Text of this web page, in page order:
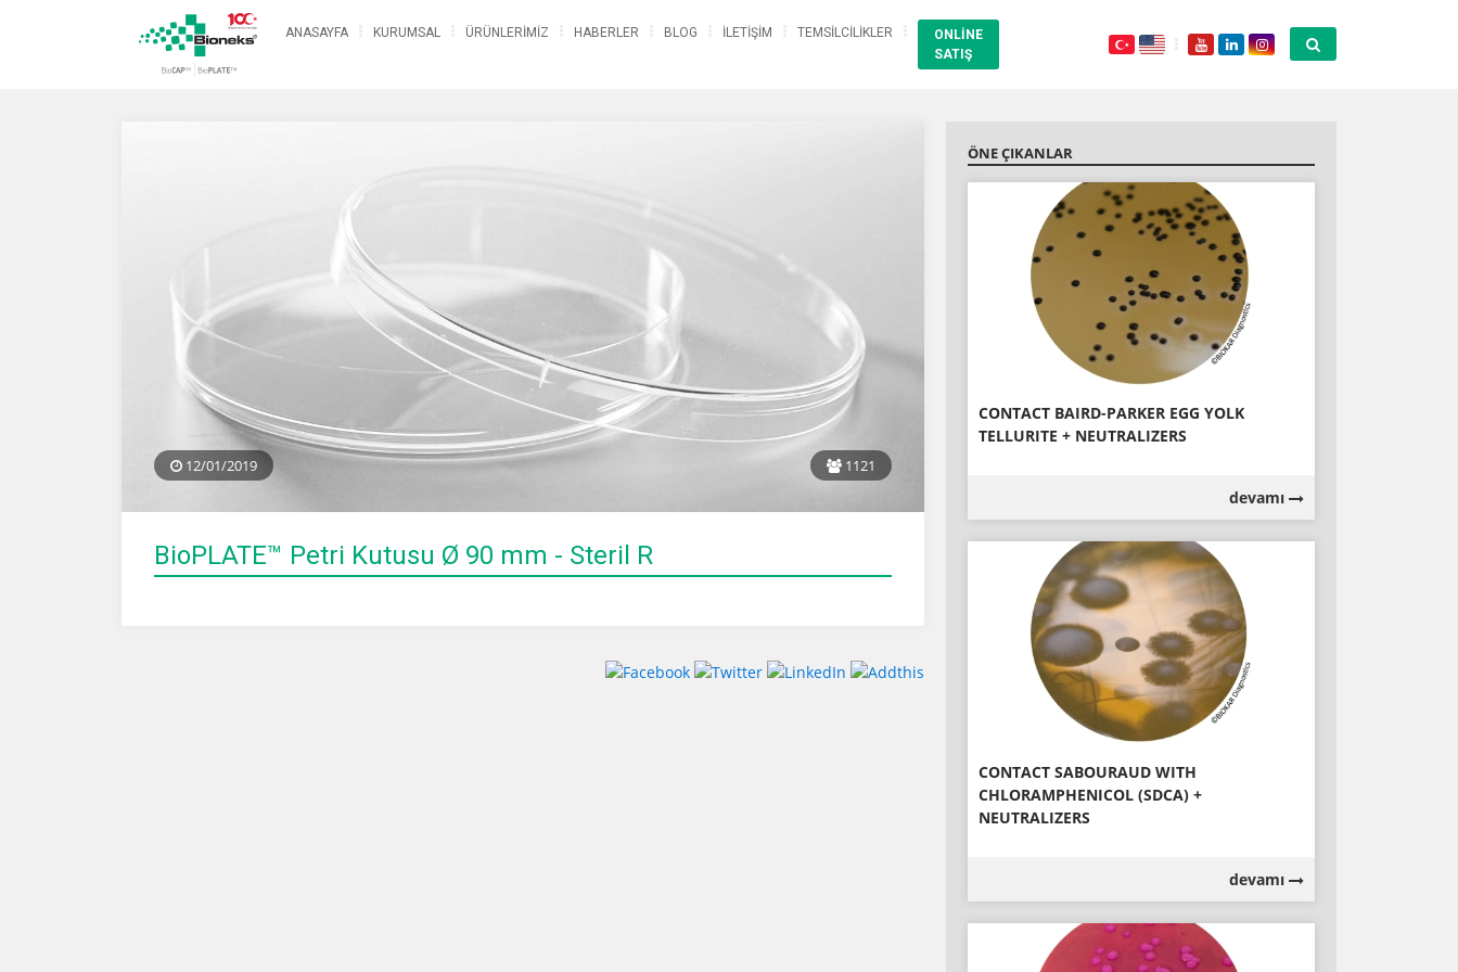
ANASAYFA KURUMSAL ÜRÜNLERİMİZ HABERLER BLOG İLETİŞİM TEMSİLCİLİKLER
ONLİNE
SATIŞ
12/01/2019 1121
BioPLATE™ Petri Kutusu Ø 90 mm - Steril R
ÖNE ÇIKANLAR
CONTACT BAIRD-PARKER EGG YOLK
TELLURITE + NEUTRALIZERS
devamı
CONTACT SABOURAUD WITH
CHLORAMPHENICOL (SDCA) +
NEUTRALIZERS
devamı